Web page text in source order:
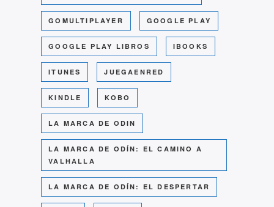
GOMULTIPLAYER GOOGLE PLAY
GOOGLE PLAY LIBROS IBOOKS
ITUNES JUEGAENRED
KINDLE KOBO
LA MARCA DE ODIN
LA MARCA DE ODÍN: EL CAMINO A
VALHALLA
LA MARCA DE ODÍN: EL DESPERTAR